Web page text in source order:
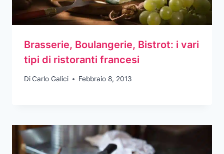
Brasserie, Boulangerie, Bistrot: i vari
tipi di ristoranti francesi
DiCarlo Galici Febbraio 8, 2013